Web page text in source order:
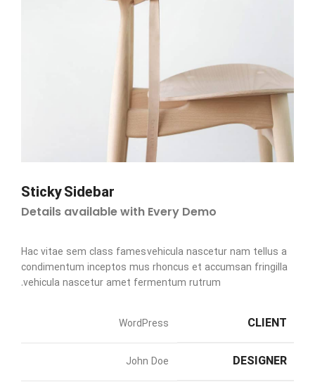
Sticky Sidebar
Details available with Every Demo
Hac vitae sem class fames vehicula nascetur nam tellus a
condimentum inceptos mus rhoncus et accumsan fringilla
vehicula nascetur amet fermentum rutrum.
CLIENT
WordPress
DESIGNER
John Doe